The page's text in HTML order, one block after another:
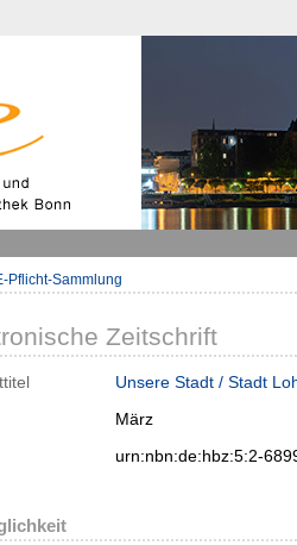
Pflicht-Sammlung
Zeitschrift
Unsere Stadt / Stadt
März
urn:nbn:de:hbz:5:2-